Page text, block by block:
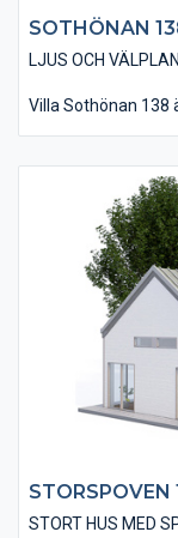
SOTHÖNAN
LJUS OCH
Villa Sothönan 138
belagt med
st Badrum och i
fönsterpartier
Observera det,
används för Tv/
man med fördel
STORSPOVEN
STORT HUS MED